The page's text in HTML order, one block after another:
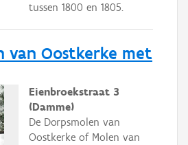
tussen 1800 en 1805.
van Oostkerke met
Eienbroekstraat 3
(Damme)
De Dorpsmolen van
Oostkerke of Molen van